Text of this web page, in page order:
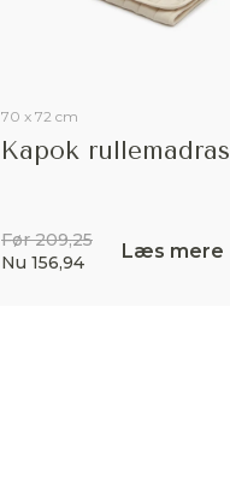
70 x 72 cm
Kapok rullemadras
Før 209,25
Nu 156,94
Læs mere